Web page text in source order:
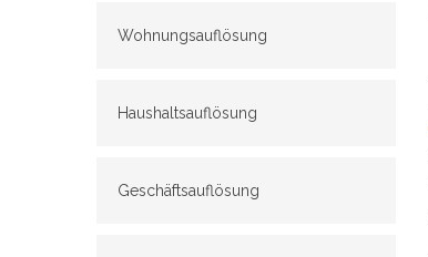
Wohnungsauflösung
Haushaltsauflösung
Geschäftsauflösung